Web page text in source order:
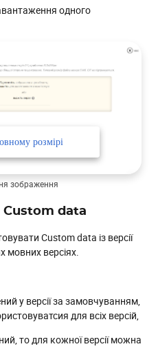
одного
зображення
Custom data
Custom data із версії
мовних версіях.
у версії за замовчуванням,
для всіх версій,
то для кожної версії можна